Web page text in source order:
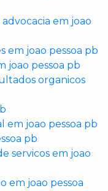
em joao
em joao pessoa pb
joao pessoa pb
organicos
em joao pessoa pb
pb
servicos em joao
em joao pessoa